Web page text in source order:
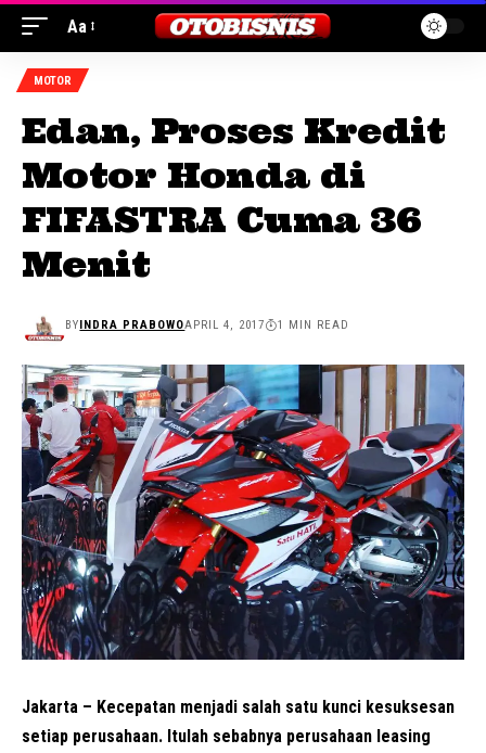
Aa
MOTOR
Edan, Proses Kredit
Motor Honda di
FIFASTRA Cuma 36
Menit
BYINDRA PRABOWOAPRIL 4, 2017 1 MIN READ
Jakarta – Kecepatan menjadi salah satu kunci kesuksesan
setiap perusahaan. Itulah sebabnya perusahaan leasing